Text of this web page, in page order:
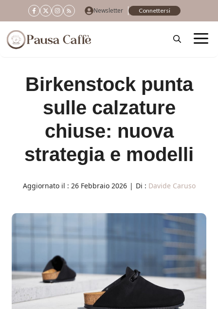
al
contenuto
Newsletter Connettersi
Birkenstock punta
sulle calzature
chiuse: nuova
strategia e modelli
Aggiornato il : 26 Febbraio 2026 | Di : Davide Caruso